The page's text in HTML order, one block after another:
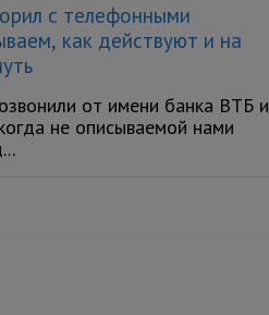
с телефонными
как действуют и на
от имени банка ВТБ и
не описываемой нами